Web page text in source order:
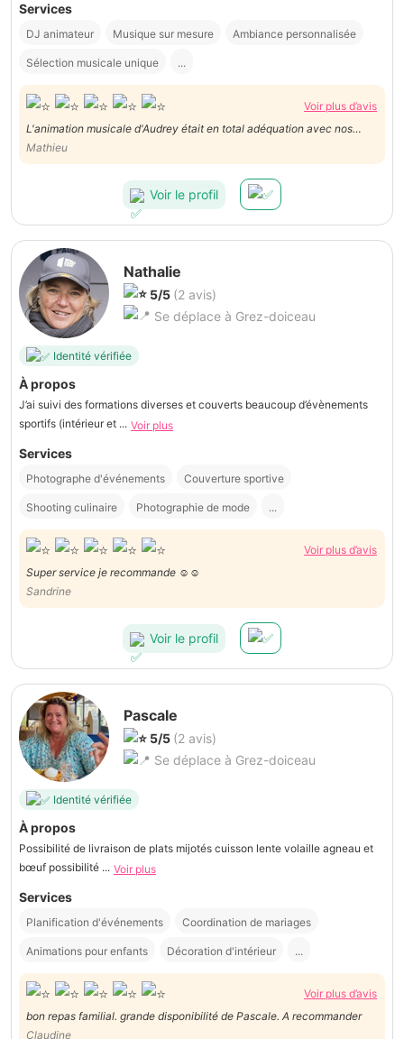
Services
DJ animateur Musique sur mesure Ambiance personnalisée
Sélection musicale unique ...
Voir plus d’avis
L'animation musicale d'Audrey était en total adéquation avec nos
attentes et a contribué à la réussite de notre soirée. Plusieurs des
invités m'ont d'ailleurs féliciter pour la musique. Je le recommande
Mathieu
Voir le profil
Nathalie
5/5 (2 avis)
Se déplace à Grez-doiceau
Identité vérifiée
À propos
J’ai suivi des formations diverses et couverts beaucoup d’évènements
sportifs (intérieur et ... Voir plus
Services
Photographe d'événements Couverture sportive
Shooting culinaire Photographie de mode ...
Voir plus d’avis
Super service je recommande ☺️☺️
Sandrine
Voir le profil
Pascale
5/5 (2 avis)
Se déplace à Grez-doiceau
Identité vérifiée
À propos
Possibilité de livraison de plats mijotés cuisson lente volaille agneau et
bœuf possibilité ... Voir plus
Services
Planification d'événements Coordination de mariages
Animations pour enfants Décoration d'intérieur ...
Voir plus d’avis
bon repas familial. grande disponibilité de Pascale. A recommander
Claudine